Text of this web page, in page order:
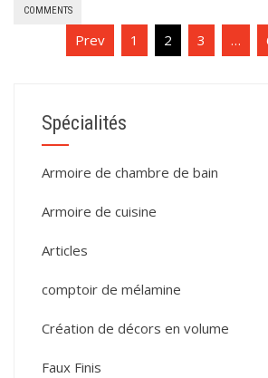
COMMENTS
Pagination
Prev 1 2 3 …
Spécialités
Armoire de chambre de bain
Armoire de cuisine
Articles
comptoir de mélamine
Création de décors en volume
Faux Finis